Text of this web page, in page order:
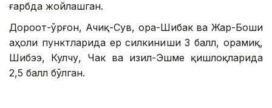
ғарбда жойлашган.
Дороот-Қўрғон, Ачиқ-Сув, Қора-Шибак ва Жар-Боши
аҳоли пунктларида ер силкиниши 3 балл, Қорамиқ,
Шибээ, Кулчу, Чак ва Қизил-Эшме қишлоқларида
2,5 балл бўлган.